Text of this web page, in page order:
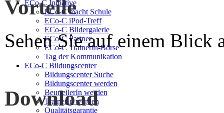
ECo-C Initiative
ECo-C macht Schule
ECo-C iPod-Treff
ECo-C Bildergalerie
ECo-C Partner
ECo-C TrainerIn-Börse
Tag der Kommunikation
ECo-C Bildungscenter
Bildungscenter Suche
Bildungscenter werden
BeurteilerIn werden
TrainerIn werden
Qualitätsgarantie
Vorteile
Sehen Sie auf einem Blick
Download